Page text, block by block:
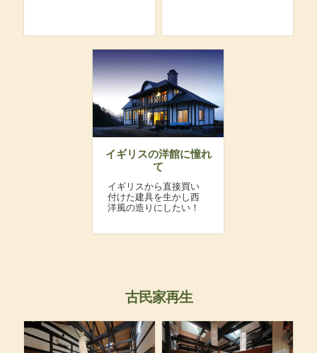
イギリスの洋館に憧れ
て
イギリスから直接買い
付けた建具を生かし西
洋風の造りにしたい！
古民家再生